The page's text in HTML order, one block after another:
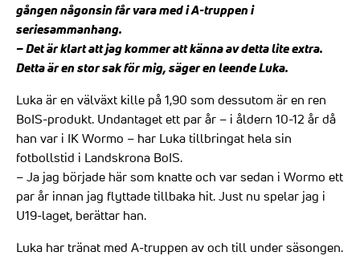
gången någonsin får vara med i A-truppen i
seriesammanhang.
– Det är klart att jag kommer att känna av detta lite extra.
Detta är en stor sak för mig, säger en leende Luka.
Luka är en välväxt kille på 1,90 som dessutom är en ren
BoIS-produkt. Undantaget ett par år – i åldern 10-12 år då
han var i IK Wormo – har Luka tillbringat hela sin
fotbollstid i Landskrona BoIS.
– Ja jag började här som knatte och var sedan i Wormo ett
par år innan jag flyttade tillbaka hit. Just nu spelar jag i
U19-laget, berättar han.
Luka har tränat med A-truppen av och till under säsongen.